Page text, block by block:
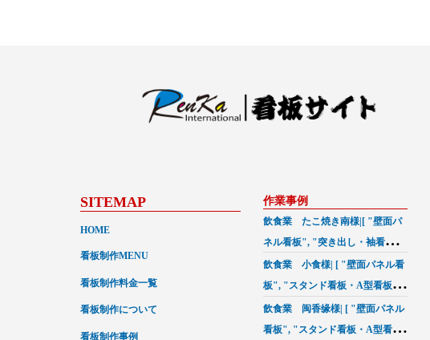
SITEMAP
HOME
看板制作MENU
看板制作料金一覧
看板制作について
看板制作事例
作業事例
飲食業 たこ焼き南様|[ "壁面パ
ネル看板", "突き出し・袖看板",
"箱文字・発光文字" ]の施工事績
飲食業 小食様| [ "壁面パネル看
板", "スタンド看板・A型看板",
"箱文字・発光文字", "電飾・ネ
オン看板" ]の施工事績
飲食業 闽香缘様| [ "壁面パネル
看板", "スタンド看板・A型看